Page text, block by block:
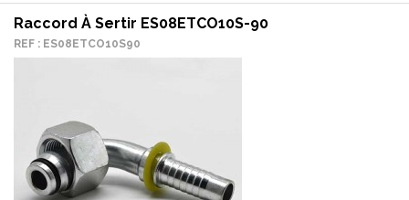
Raccord À Sertir ES08ETCO10S-90
REF : ES08ETCO10S90